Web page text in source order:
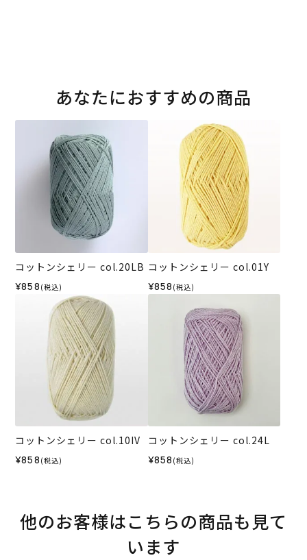
あなたにおすすめの商品
コットンシェリー col.20LB
¥858 (税込)
コットンシェリー col.01Y
¥858 (税込)
コットンシェリー col.10IV
¥858 (税込)
コットンシェリー col.24L
¥858 (税込)
他のお客様はこちらの商品も見て
います